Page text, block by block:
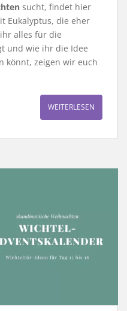
sucht, findet hier
Eukalyptus, die eher
alles für die
und wie ihr die Idee
könnt, zeigen wir euch
WEITERLESEN